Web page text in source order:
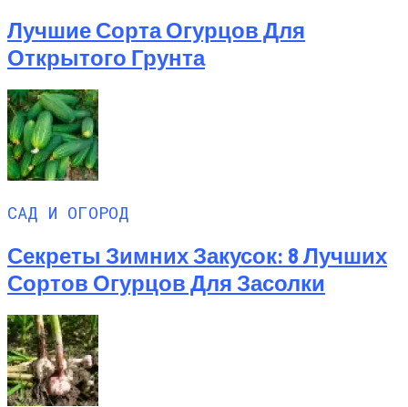
Лучшие Сорта Огурцов Для
Открытого Грунта
САД И ОГОРОД
Секреты Зимних Закусок: 8 Лучших
Сортов Огурцов Для Засолки